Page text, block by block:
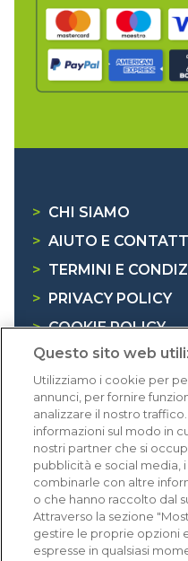
> CHI SIAMO
> AIUTO E CONTATTI
> TERMINI E
>
PRIVACY POLICY
> COOKIE POLICY
> INFORMATIVA
Dicono di noi
1.641 recensioni
Eccellente (4,8)
Acquisti
Questo sito web
Utilizziamo i cookie per
annunci, per fornire
analizzare il nostro
informazioni sul modo in
nostri partner che si
pubblicità e social media,
combinarle con altre
o che hanno raccolto dal
Attraverso la sezione
gestire le proprie opzioni
espresse in qualsiasi